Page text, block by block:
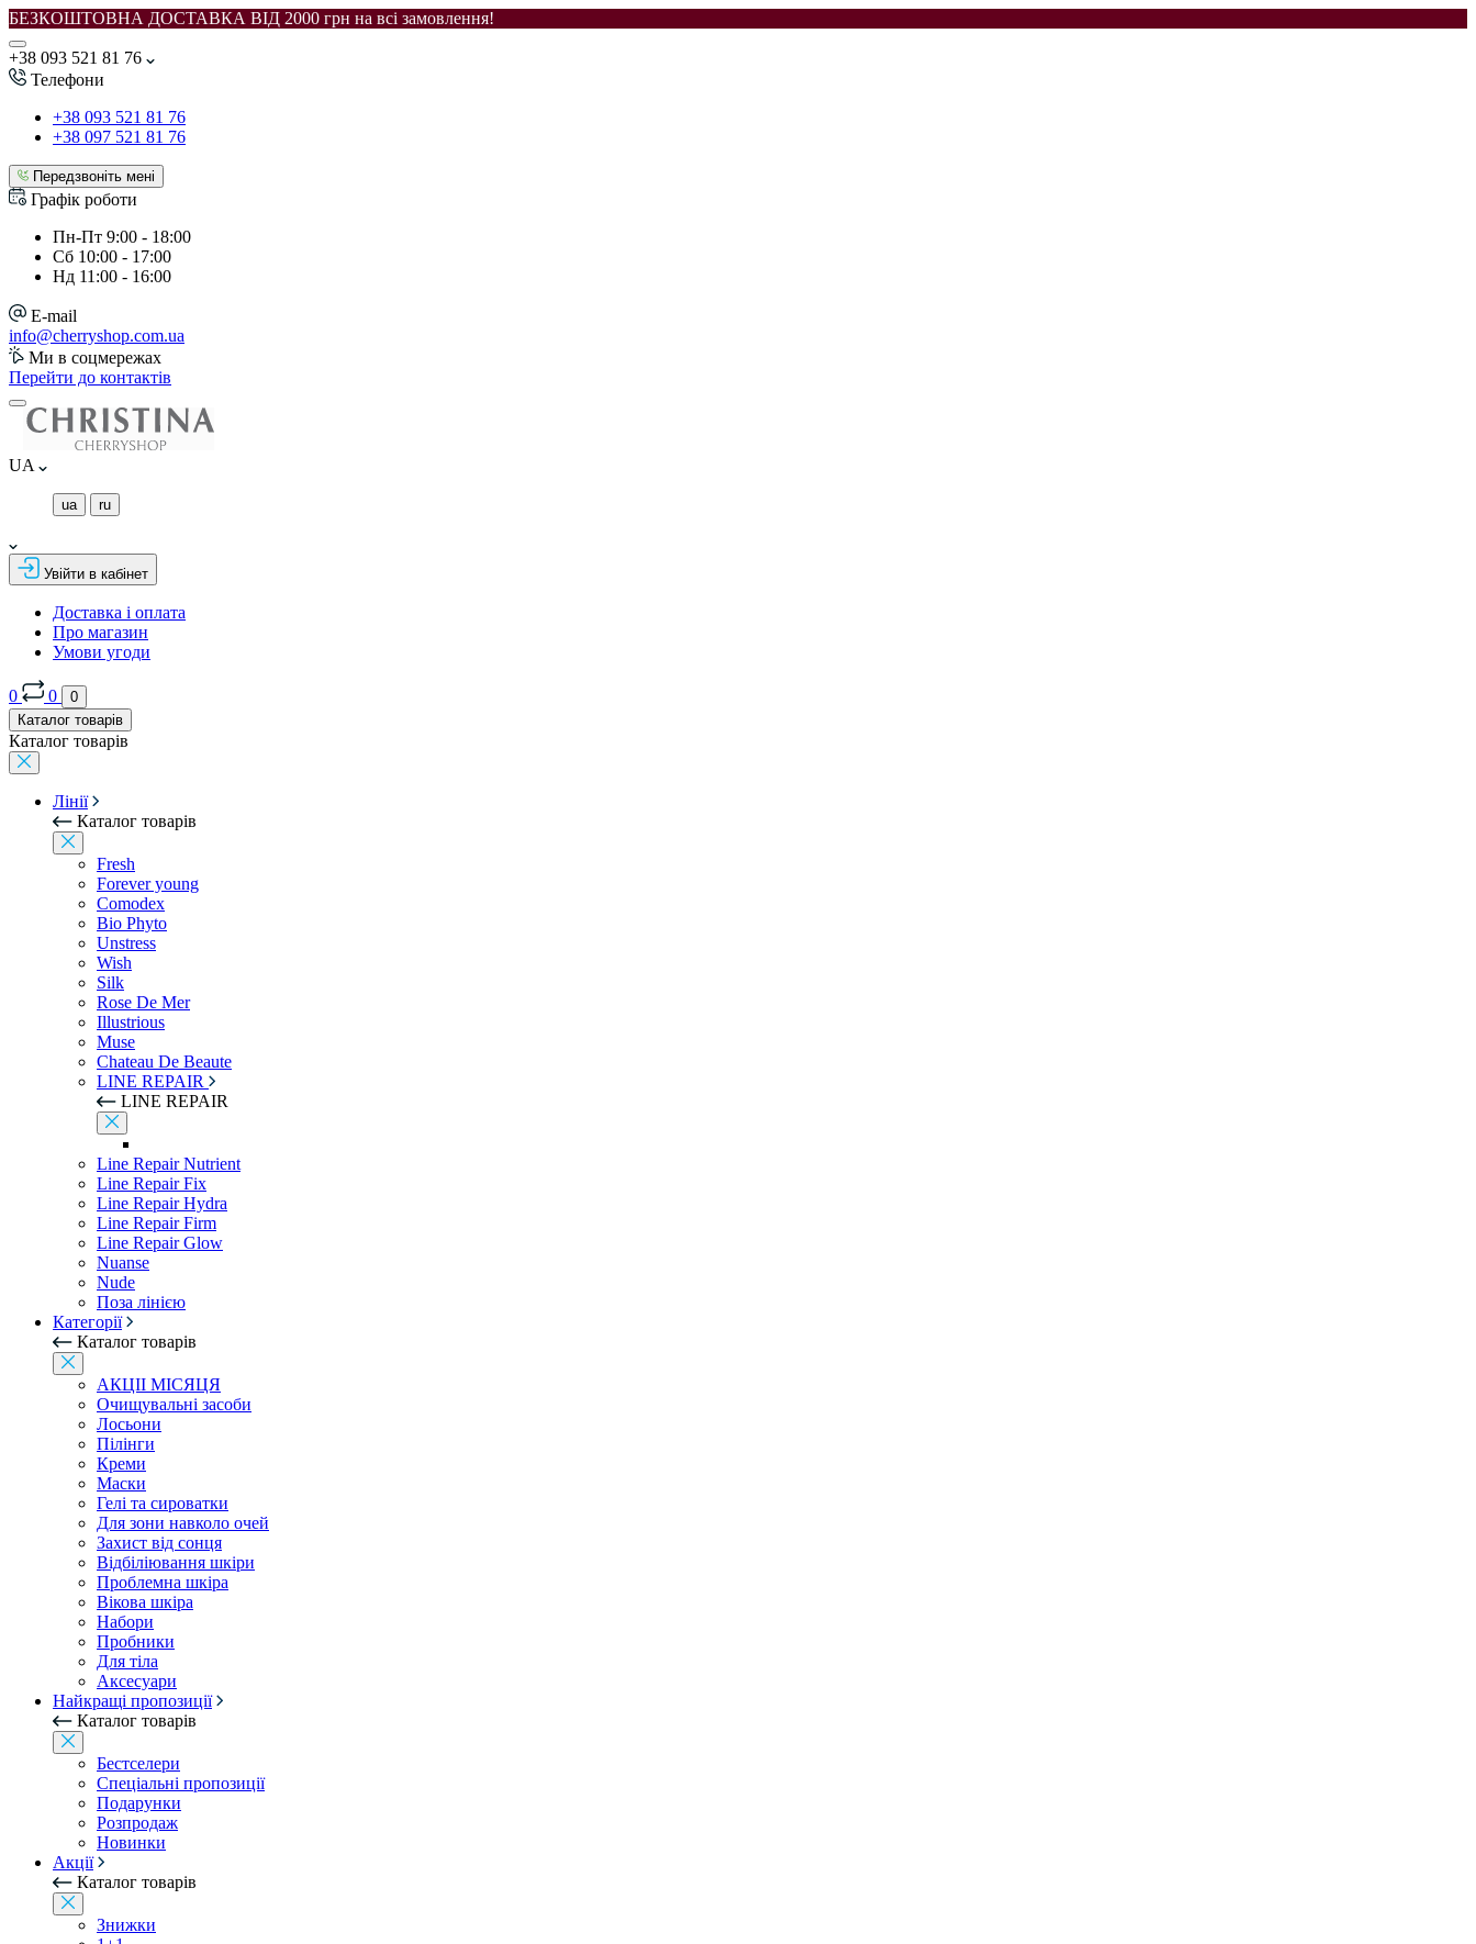
БЕЗКОШТОВНА ДОСТАВКА ВІД 2000 грн на всі замовлення!
+38 093 521 81 76
Телефони
+38 093 521 81 76
+38 097 521 81 76
Передзвоніть мені
Графік роботи
Пн-Пт 9:00 - 18:00
Сб 10:00 - 17:00
Нд 11:00 - 16:00
E-mail
info@cherryshop.com.ua
Ми в соцмережах
Перейти до контактів
UA
ua ru
Увійти в кабінет
Доставка і оплата
Про магазин
Умови угоди
0 0
0
Каталог товарів
Каталог товарів
Лінії
Каталог товарів
Fresh
Forever young
Comodex
Bio Phyto
Unstress
Wish
Silk
Rose De Mer
Illustrious
Muse
Chateau De Beaute
LINE REPAIR
LINE REPAIR
Line Repair Nutrient
Line Repair Fix
Line Repair Hydra
Line Repair Firm
Line Repair Glow
Nuanse
Nude
Поза лінією
Категорії
Каталог товарів
АКЦІІ МІСЯЦЯ
Очищувальні засоби
Лосьони
Пілінги
Креми
Маски
Гелі та сироватки
Для зони навколо очей
Захист від сонця
Відбіліювання шкіри
Проблемна шкіра
Вікова шкіра
Набори
Пробники
Для тіла
Аксесуари
Найкращі пропозиції
Каталог товарів
Бестселери
Спеціальні пропозиції
Подарунки
Розпродаж
Новинки
Акції
Каталог товарів
Знижки